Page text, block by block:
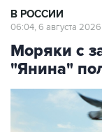
В РОССИИ
06:04, 6 августа 2026
Моряки с
"Янина"